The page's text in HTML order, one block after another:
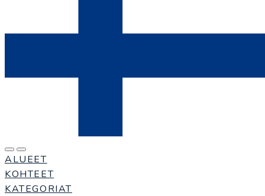
ALUEET
KOHTEET
KATEGORIAT